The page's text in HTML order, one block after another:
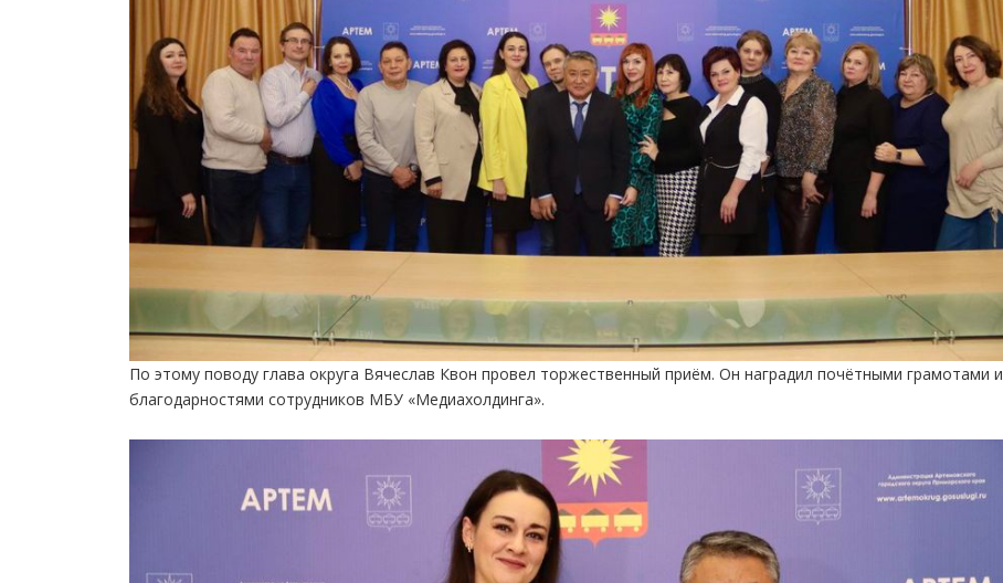
По этому поводу глава округа Вячеслав Квон провел торжественный приём. Он наградил почётными грамотами и
благодарностями сотрудников МБУ «Медиахолдинга».